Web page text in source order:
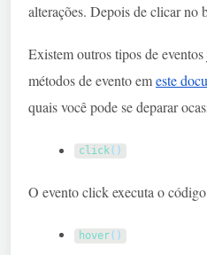
alterações. Depois de clicar no
Existem outros tipos de
métodos de evento emeste
quais você pode se deparar
click( )
O evento click executa o
hover( )